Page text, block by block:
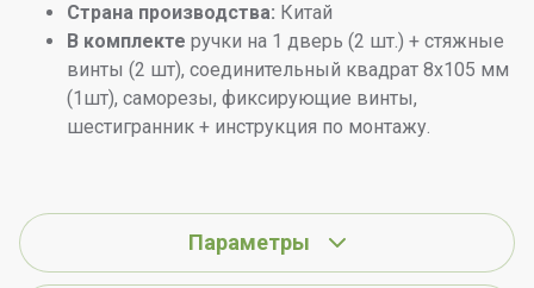
Страна производства: Китай
В комплекте ручки на 1 дверь (2 шт.) + стяжные
винты (2 шт), соединительный квадрат 8x105 мм
(1шт), саморезы, фиксирующие винты,
шестигранник + инструкция по монтажу.
Параметры